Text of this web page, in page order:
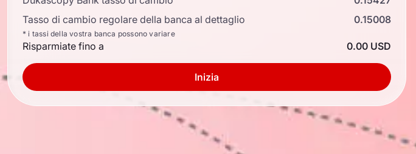
Tasso di cambio regolare della banca al dettaglio
0.15008
* i tassi della vostra banca possono variare
Risparmiate fino a 0.00 USD
Inizia